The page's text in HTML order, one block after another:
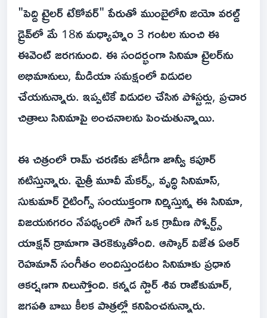
"పెద్ది ట్రైలర్ టేకోవర్" పేరుతో ముంబైలోని జియో వరల్డ్
డ్రైవ్‌లో మే 18న మధ్యాహ్నం 3 గంటల నుంచి ఈ
ఈవెంట్ జరగనుంది. ఈ సందర్భంగా సినిమా ట్రైలర్‌ను
అభిమానులు, మీడియా సమక్షంలో విడుదల
చేయనున్నారు. ఇప్పటికే విడుదల చేసిన పోస్టర్లు, ప్రచార
చిత్రాలు సినిమాపై అంచనాలను పెంచుతున్నాయి.
ఈ చిత్రంలో రామ్ చరణ్‌కు జోడీగా జాన్వీ కపూర్
నటిస్తున్నారు. మైత్రీ మూవీ మేకర్స్, వృద్ధి సినిమాస్,
సుకుమార్ రైటింగ్స్ సంయుక్తంగా నిర్మిస్తున్న ఈ సినిమా,
విజయనగరం నేపథ్యంలో సాగే ఒక గ్రామీణ స్పోర్ట్స్
యాక్షన్ డ్రామాగా తెరకెక్కుతోంది. ఆస్కార్ విజేత ఏఆర్
రెహమాన్ సంగీతం అందిస్తుండటం సినిమాకు ప్రధాన
ఆకర్షణగా నిలుస్తోంది. కన్నడ స్టార్ శివ రాజ్‌కుమార్,
జగపతి బాబు కీలక పాత్రల్లో కనిపించనున్నారు.